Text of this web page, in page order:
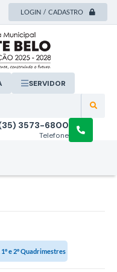
LOGIN / CADASTRO
SERVIDOR
Telefone
3573-6800
e 2º Quadrimestres